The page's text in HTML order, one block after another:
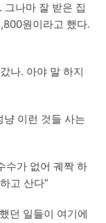
그나마 잘 받은 집
원이라고 했다.
나. 아야 말 하지
냥 이런 것들 사는
수가 없어 궤짝 하
고 산다”
던 일들이 여기에